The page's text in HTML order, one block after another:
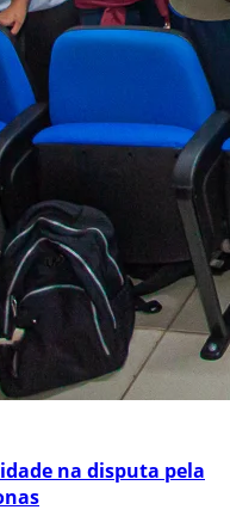
na disputa pela